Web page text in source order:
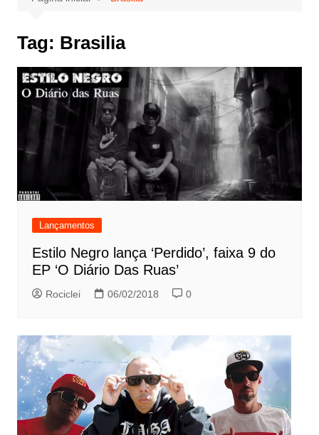
Tag: Brasilia
Lançamentos
Estilo Negro lança ‘Perdido’, faixa 9 do
EP ‘O Diário Das Ruas’
Rociclei 06/02/2018 0